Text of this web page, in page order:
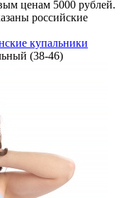
ценам 5000 рублей.
российские
купальники
(38-46)